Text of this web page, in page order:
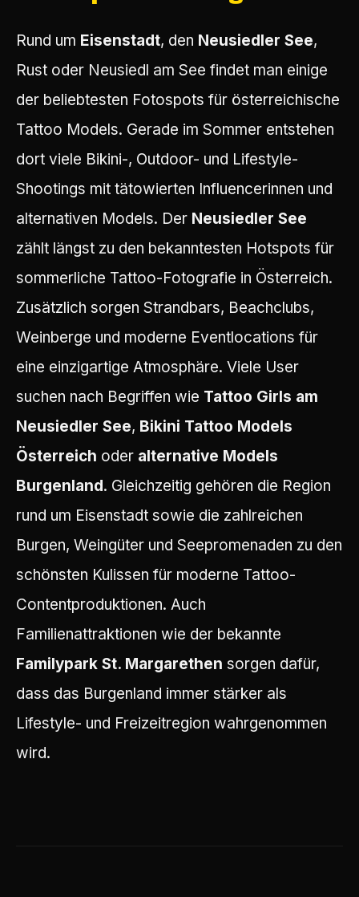
Rund um Eisenstadt, den Neusiedler See,
Rust oder Neusiedl am See findet man einige
der beliebtesten Fotospots für österreichische
Tattoo Models. Gerade im Sommer entstehen
dort viele Bikini-, Outdoor- und Lifestyle-
Shootings mit tätowierten Influencerinnen und
alternativen Models. Der Neusiedler See
zählt längst zu den bekanntesten Hotspots für
sommerliche Tattoo-Fotografie in Österreich.
Zusätzlich sorgen Strandbars, Beachclubs,
Weinberge und moderne Eventlocations für
eine einzigartige Atmosphäre. Viele User
suchen nach Begriffen wie Tattoo Girls am
Neusiedler See, Bikini Tattoo Models
Österreich oder alternative Models
Burgenland. Gleichzeitig gehören die Region
rund um Eisenstadt sowie die zahlreichen
Burgen, Weingüter und Seepromenaden zu den
schönsten Kulissen für moderne Tattoo-
Contentproduktionen. Auch
Familienattraktionen wie der bekannte
Familypark St. Margarethen sorgen dafür,
dass das Burgenland immer stärker als
Lifestyle- und Freizeitregion wahrgenommen
wird.